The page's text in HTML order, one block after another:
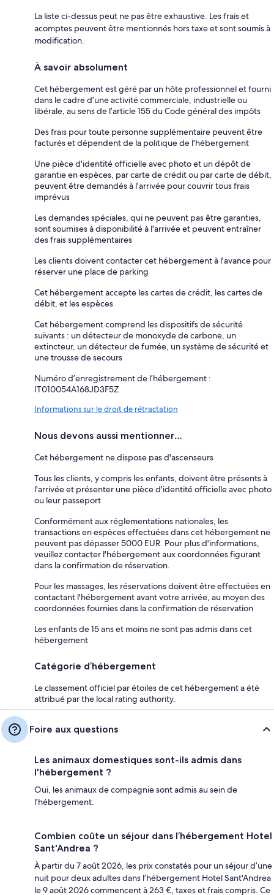
La liste ci-dessus peut ne pas être exhaustive. Les frais et
acomptes peuvent être mentionnés hors taxe et sont soumis à
modification.
À savoir absolument
Cet hébergement est géré par un hôte professionnel et fourni
dans le cadre d’une activité commerciale, industrielle ou
libérale, au sens de l’article 155 du Code général des impôts
Des frais pour toute personne supplémentaire peuvent être
facturés et dépendent de la politique de l'hébergement
Une pièce d'identité officielle avec photo et un dépôt de
garantie en espèces, par carte de crédit ou par carte de débit,
peuvent être demandés à l'arrivée pour couvrir tous frais
imprévus
Les demandes spéciales, qui ne peuvent pas être garanties,
sont soumises à disponibilité à l'arrivée et peuvent entraîner
des frais supplémentaires
Les clients doivent contacter cet hébergement à l'avance pour
réserver une place de parking
Cet hébergement accepte les cartes de crédit, les cartes de
débit, et les espèces
Cet hébergement comprend les dispositifs de sécurité
suivants : un détecteur de monoxyde de carbone, un
extincteur, un détecteur de fumée, un système de sécurité et
une trousse de secours
Numéro d’enregistrement de l’hébergement :
IT010054A168JD3F5Z
Informations sur le droit de rétractation
Nous devons aussi mentionner…
Cet hébergement ne dispose pas d'ascenseurs
Tous les clients, y compris les enfants, doivent être présents à
l'arrivée et présenter une pièce d'identité officielle avec photo
ou leur passeport
Conformément aux réglementations nationales, les
transactions en espèces effectuées dans cet hébergement ne
peuvent pas dépasser 5000 EUR. Pour plus d'informations,
veuillez contacter l'hébergement aux coordonnées figurant
dans la confirmation de réservation.
Pour les massages, les réservations doivent être effectuées en
contactant l'hébergement avant votre arrivée, au moyen des
coordonnées fournies dans la confirmation de réservation
Les enfants de 15 ans et moins ne sont pas admis dans cet
hébergement
Catégorie d’hébergement
Le classement officiel par étoiles de cet hébergement a été
attribué par the local rating authority.
Foire aux questions
Les animaux domestiques sont-ils admis dans
l'hébergement ?
Oui, les animaux de compagnie sont admis au sein de
l'hébergement.
Combien coûte un séjour dans l’hébergement Hotel
Sant'Andrea ?
À partir du 7 août 2026, les prix constatés pour un séjour d’une
nuit pour deux adultes dans l’hébergement Hotel Sant'Andrea
le 9 août 2026 commencent à 263 €, taxes et frais compris. Ce